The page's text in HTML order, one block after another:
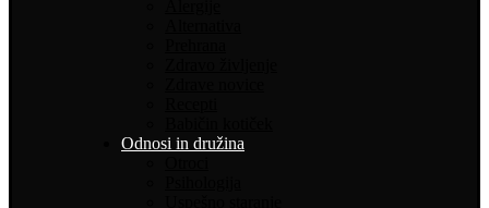
Odnosi in družina